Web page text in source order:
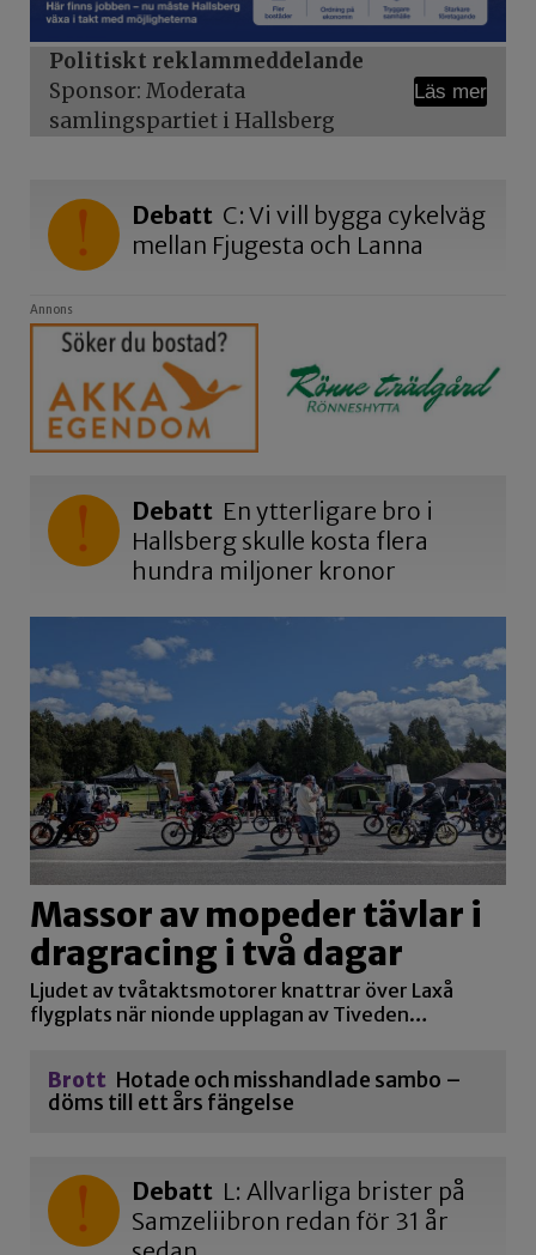
Politiskt reklammeddelande
Sponsor: Moderata
samlingspartiet i Hallsberg
Läs mer
Debatt C: Vi vill bygga cykelväg
mellan Fjugesta och Lanna
Annons
Debatt En ytterligare bro i
Hallsberg skulle kosta flera
hundra miljoner kronor
Massor av mopeder tävlar i
dragracing i två dagar
Ljudet av tvåtaktsmotorer knattrar över Laxå
flygplats när nionde upplagan av Tiveden…
Brott Hotade och misshandlade sambo –
döms till ett års fängelse
Debatt L: Allvarliga brister på
Samzeliibron redan för 31 år